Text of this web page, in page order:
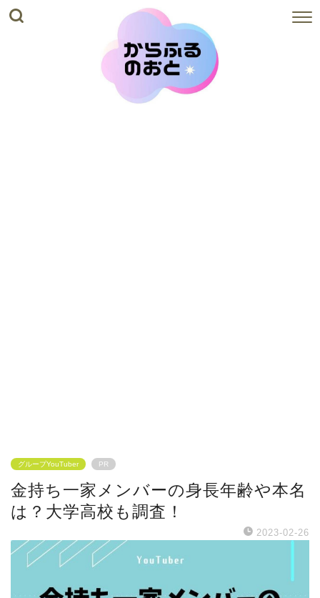
グループYouTuber PR
金持ち一家メンバーの身長年齢や本名
は？大学高校も調査！
2023-02-26